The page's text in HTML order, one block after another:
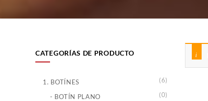
CATEGORÍAS DE PRODUCTO
1. BOTÍNES (6)
- BOTÍN PLANO (0)